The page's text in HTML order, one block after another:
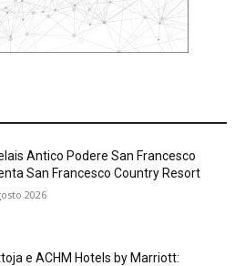
Antico Podere San Francesco
San Francesco Country Resort
2026
e ACHM Hotels by Marriott: